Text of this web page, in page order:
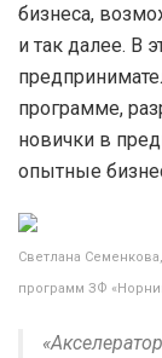
бизнеса,
и так далее. В
программе,
новички в
опытные
Светлана
программ ЗФ